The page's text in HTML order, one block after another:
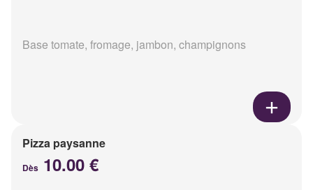
Base tomate, fromage, jambon, champignons
Pizza paysanne
Dès 10.00 €